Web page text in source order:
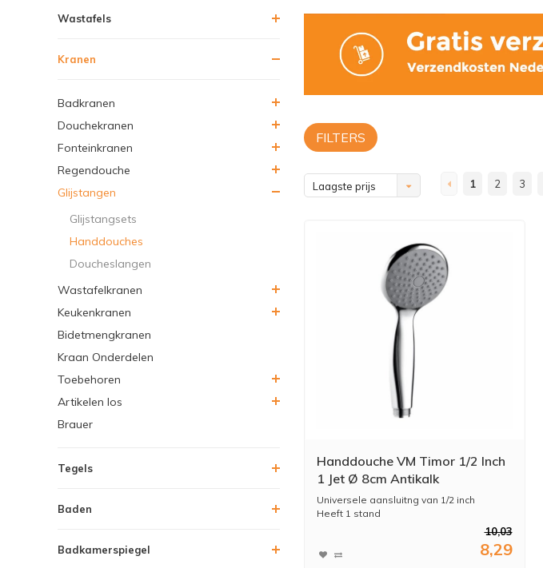
Wastafels
Kranen
Badkranen
Douchekranen
Fonteinkranen
Regendouche
Glijstangen
Glijstangsets
Handdouches
Doucheslangen
Wastafelkranen
Keukenkranen
Bidetmengkranen
Kraan Onderdelen
Toebehoren
Artikelen los
Brauer
Tegels
Baden
Badkamerspiegel
FILTERS
Laagste prijs 1 2 3
Handdouche VM Timor 1/2 Inch
1 Jet Ø 8cm Antikalk
Waterbesparend
Universele aansluitng van 1/2 inch
Heeft 1 stand
10,03
8,29